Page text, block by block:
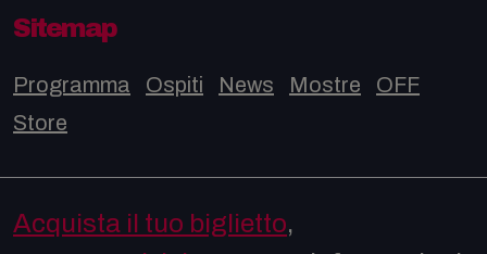
Sitemap
Programma Ospiti News Mostre
OFF
Store
Acquista il tuo biglietto,